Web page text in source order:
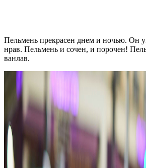
Пельмень прекрасен днем и ночью. Он
нрав. Пельмень и сочен, и порочен!
ванлав.